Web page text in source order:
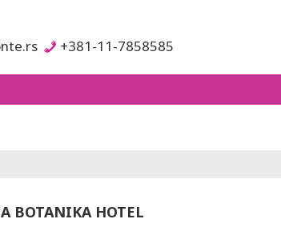
+381-11-7858585
BOTANIKA HOTEL